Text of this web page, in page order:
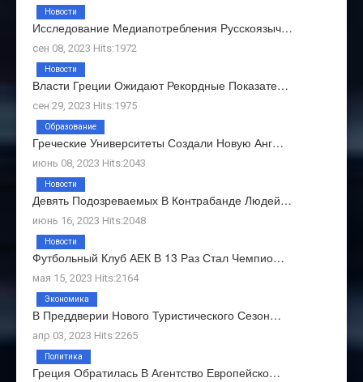
Исследование Медиапотребления Русскоязыч…
сен 08, 2023 Hits:1972
Новости
Власти Греции Ожидают Рекордные Показате…
сен 29, 2023 Hits:1975
Новости
Греческие Университеты Создали Новую Анг…
июнь 08, 2023 Hits:2043
Образование
Девять Подозреваемых В Контрабанде Людей…
июнь 16, 2023 Hits:2048
Новости
Футбольный Клуб АЕК В 13 Раз Стал Чемпио…
мая 15, 2023 Hits:2164
Новости
В Преддверии Нового Туристического Сезон…
апр 03, 2023 Hits:2265
Экономика
Греция Обратилась В Агентство Европейско…
Политика